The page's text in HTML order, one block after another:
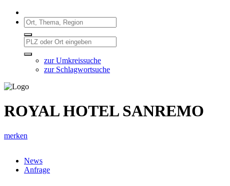
zur Umkreissuche
zur Schlagwortsuche
ROYAL HOTEL SANREMO
merken
News
Anfrage